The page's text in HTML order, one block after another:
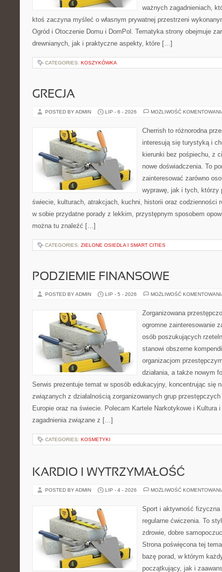
ważnych zagadnieniach,
ktoś zaczyna myśleć o własnym prywatnej przestrzeni
Ogród i Otoczenie Domu i DomPol. Tematyka strony obejmuje
drewnianych, jak i praktyczne aspekty, które […]
CATEGORIES: KOSZYKÓWKA
GRECJA
POSTED BY ADMIN LIP - 6 - 2026 MOŻLIWOŚĆ
Cherrish to różnorodna
interesują się turystyką i
kierunki bez pośpiechu, z
nowe doświadczenia. To
zainteresować zarówno
wyprawę, jak i tych, którzy
świecie, kulturach, atrakcjach, kuchni, historii oraz codzienności
w sobie przydatne porady z lekkim, przystępnym sposobem
można tu znaleźć […]
CATEGORIES: ZIELONE OSIEDLA I SMART CITIES
PODZIEMIE FINANSOWE
POSTED BY ADMIN LIP - 5 - 2026 MOŻLIWOŚĆ
Zorganizowana
ogromne zainteresowanie
osób poszukujących
stanowi obszerne
organizacjom
działania, a także nowym
Serwis prezentuje temat w sposób edukacyjny, koncentrując się
związanych z działalnością zorganizowanych grup
Europie oraz na świecie. Polecam Kartele Narkotykowe i Kultura
zagadnienia związane z […]
CATEGORIES: KOSMETYKI
KARDIO I WYTRZYMAŁOŚĆ
POSTED BY ADMIN LIP - 4 - 2026 MOŻLIWOŚĆ
Sport i aktywność
regularne ćwiczenia. To
zdrowie, dobre
Strona poświęcona tej
bazę porad, w którym
początkujący, jak i